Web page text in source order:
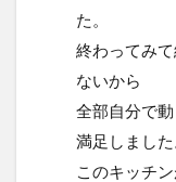
た。
終わってみ
ないから
全部自分で
満足しました
このキッチ